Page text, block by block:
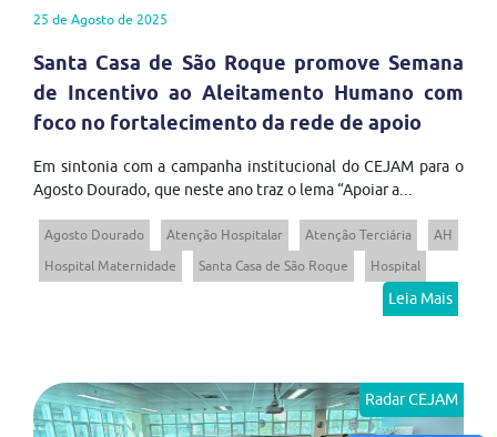
25 de Agosto de 2025
Santa Casa de São Roque promove Semana
de Incentivo ao Aleitamento Humano com
foco no fortalecimento da rede de apoio
Em sintonia com a campanha institucional do CEJAM para o
Agosto Dourado, que neste ano traz o lema “Apoiar a...
Agosto Dourado Atenção Hospitalar Atenção Terciária
AH
Hospital Maternidade
Santa Casa de São Roque Hospital
Leia Mais
Radar CEJAM